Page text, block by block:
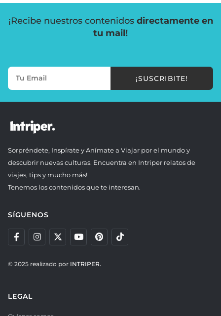
¡Recibe nuestros contenidos directamente en
tu mail!
¡SUSCRIBITE!
Sorpréndete, Inspírate y Anímate a Viajar por el mundo y
descubrir nuevas culturas. Encuentra en Intriper relatos de
viajes, tips y mucho más!
Tenemos los contenidos que te interesan.
SÍGUENOS
© 2025 realizado por INTRIPER.
LEGAL